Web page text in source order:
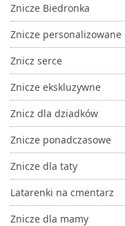
Znicze Biedronka
Znicze personalizowane
Znicz serce
Znicze ekskluzywne
Znicz dla dziadków
Znicze ponadczasowe
Znicze dla taty
Latarenki na cmentarz
Znicze dla mamy